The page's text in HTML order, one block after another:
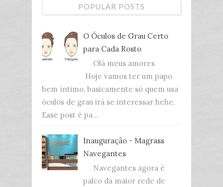
POPULAR POSTS
O Óculos de Grau Certo
para Cada Rosto
Olá meus amores
Hoje vamos ter um papo
bem íntimo, basicamente só quem usa
óculos de grau irá se interessar hehe.
Esse post é pa...
Inauguração - Magrass
Navegantes
Navegantes agora é
palco da maior rede de